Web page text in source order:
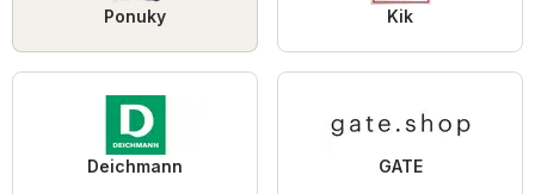
Ponuky Kik
Deichmann GATE